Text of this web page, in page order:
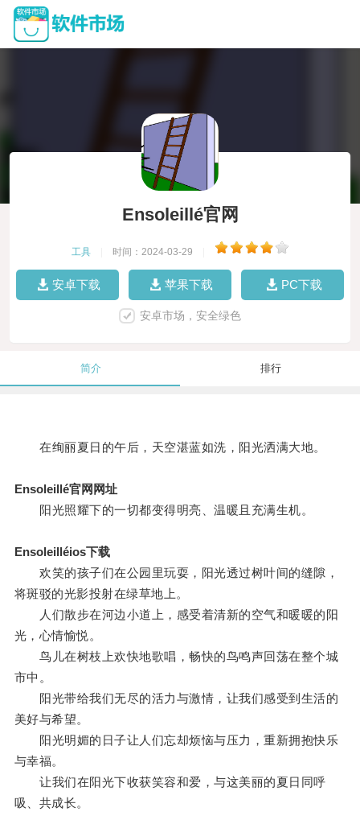
Ensoleillé官网
工具 时间：2024-03-29
安卓下载 苹果下载 PC下载
安卓市场，安全绿色
简介 排行
在绚丽夏日的午后，天空湛蓝如洗，阳光洒满大地。
Ensoleillé官网网址
阳光照耀下的一切都变得明亮、温暖且充满生机。
Ensoleilléios下载
欢笑的孩子们在公园里玩耍，阳光透过树叶间的缝隙，
将斑驳的光影投射在绿草地上。
人们散步在河边小道上，感受着清新的空气和暖暖的阳
光，心情愉悦。
鸟儿在树枝上欢快地歌唱，畅快的鸟鸣声回荡在整个城
市中。
阳光带给我们无尽的活力与激情，让我们感受到生活的
美好与希望。
阳光明媚的日子让人们忘却烦恼与压力，重新拥抱快乐
与幸福。
让我们在阳光下收获笑容和爱，与这美丽的夏日同呼
吸、共成长。